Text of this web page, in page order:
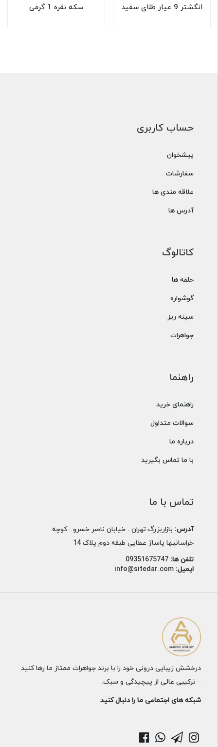
انگشتر 9 عیار طلای سفید سکه نقره 1 گرمی
حساب کاربری
پیشخوان
سفارشات
علاقه مندی ها
آدرس ها
کاتالوگ
حلقه ها
گوشواره
سینه ریز
جواهرات
راهنما
راهنمای خرید
سوالات متداول
درباره ما
با ما تماس بگیرید
تماس با ما
آدرس: بازاربزرگ تهران . خیابان ناصر خسرو . کوچه
خراسانیها پاساژ عطایی طبقه دوم پلاک 14
تلفن ها: 09351675747
ایمیل: info@sitedar.com
درخشش زیبایی درونی خود را با برند جواهرات ممتاز ما رها کنید
– ترکیبی عالی از پیچیدگی و سبک.
شبکه های اجتماعی ما را دنبال کنید